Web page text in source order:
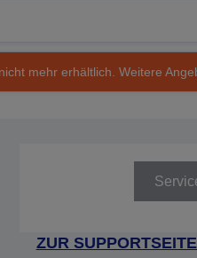
mehr erhältlich. Weitere
ZUR